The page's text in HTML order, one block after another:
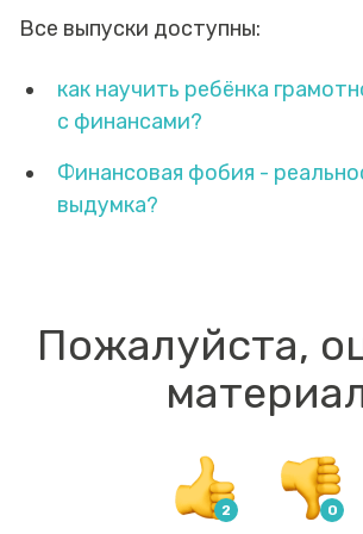
Все выпуски доступны:
как научить ребёнка
с финансами?
Финансовая фобия -
выдумка?
Пожалуйста,